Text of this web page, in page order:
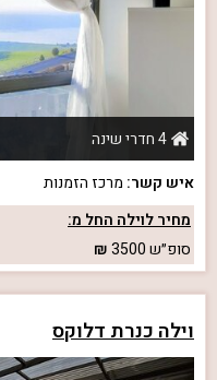
4 חדרי שינה
איש קשר: מרכז הזמנות
מחיר לוילה החל מ:
סופ״ש3500
וילה כנרת דלוקס